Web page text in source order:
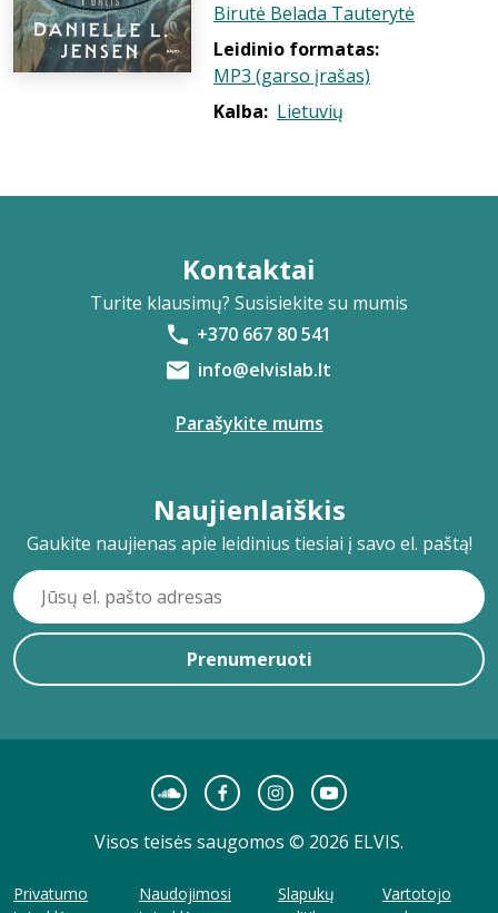
Birutė Belada Tauterytė
Leidinio formatas:
MP3 (garso įrašas)
Kalba: Lietuvių
Kontaktai
Turite klausimų? Susisiekite su mumis
+370 667 80 541
info@elvislab.lt
Parašykite mums
Naujienlaiškis
Gaukite naujienas apie leidinius tiesiai į savo el. paštą!
Prenumeruoti
Visos teisės saugomos © 2026 ELVIS.
Privatumo
Naudojimosi
Slapukų
Vartotojo